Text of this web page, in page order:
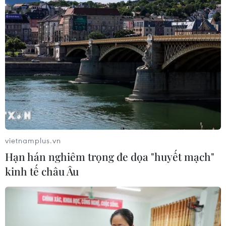
BSR phối trộn thành công dầu Diesel
sinh học B5 và B10
07/08/2026 05:02
Thưởng vượt kế hoạch: động lực còn
thiếu cho doanh nghiệp dẫn dắt
07/08/2026 04:01
Phú Thọ gỡ vướng mắc mặt bằng,
đẩy nhanh đầu tư các cụm công
vietnamplus.vn
Hạn hán nghiêm trọng đe dọa "huyết mạch"
kinh tế châu Âu